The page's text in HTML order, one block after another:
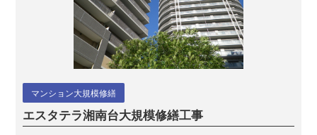
マンション大規模修繕
エスタテラ湘南台大規模修繕工事